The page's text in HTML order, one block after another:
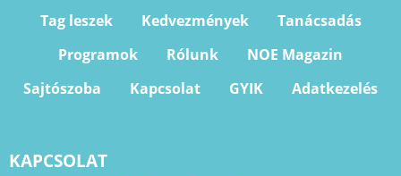
Tag leszek Kedvezmények
Tanácsadás
Programok
Rólunk
NOE Magazin
Sajtószoba
Kapcsolat GYIK Adatkezelés
KAPCSOLAT